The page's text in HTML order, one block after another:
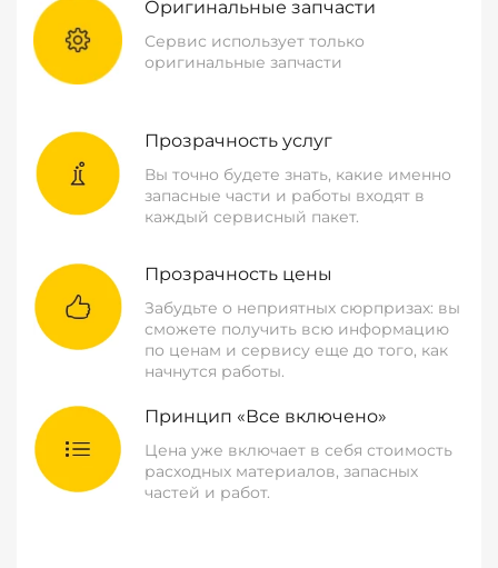
Оригинальные запчасти
Сервис использует только
оригинальные запчасти
Прозрачность услуг
Вы точно будете знать, какие именно
запасные части и работы входят в
каждый сервисный пакет.
Прозрачность цены
Забудьте о неприятных сюрпризах: вы
сможете получить всю информацию
по ценам и сервису еще до того, как
начнутся работы.
Принцип «Все включено»
Цена уже включает в себя стоимость
расходных материалов, запасных
частей и работ.